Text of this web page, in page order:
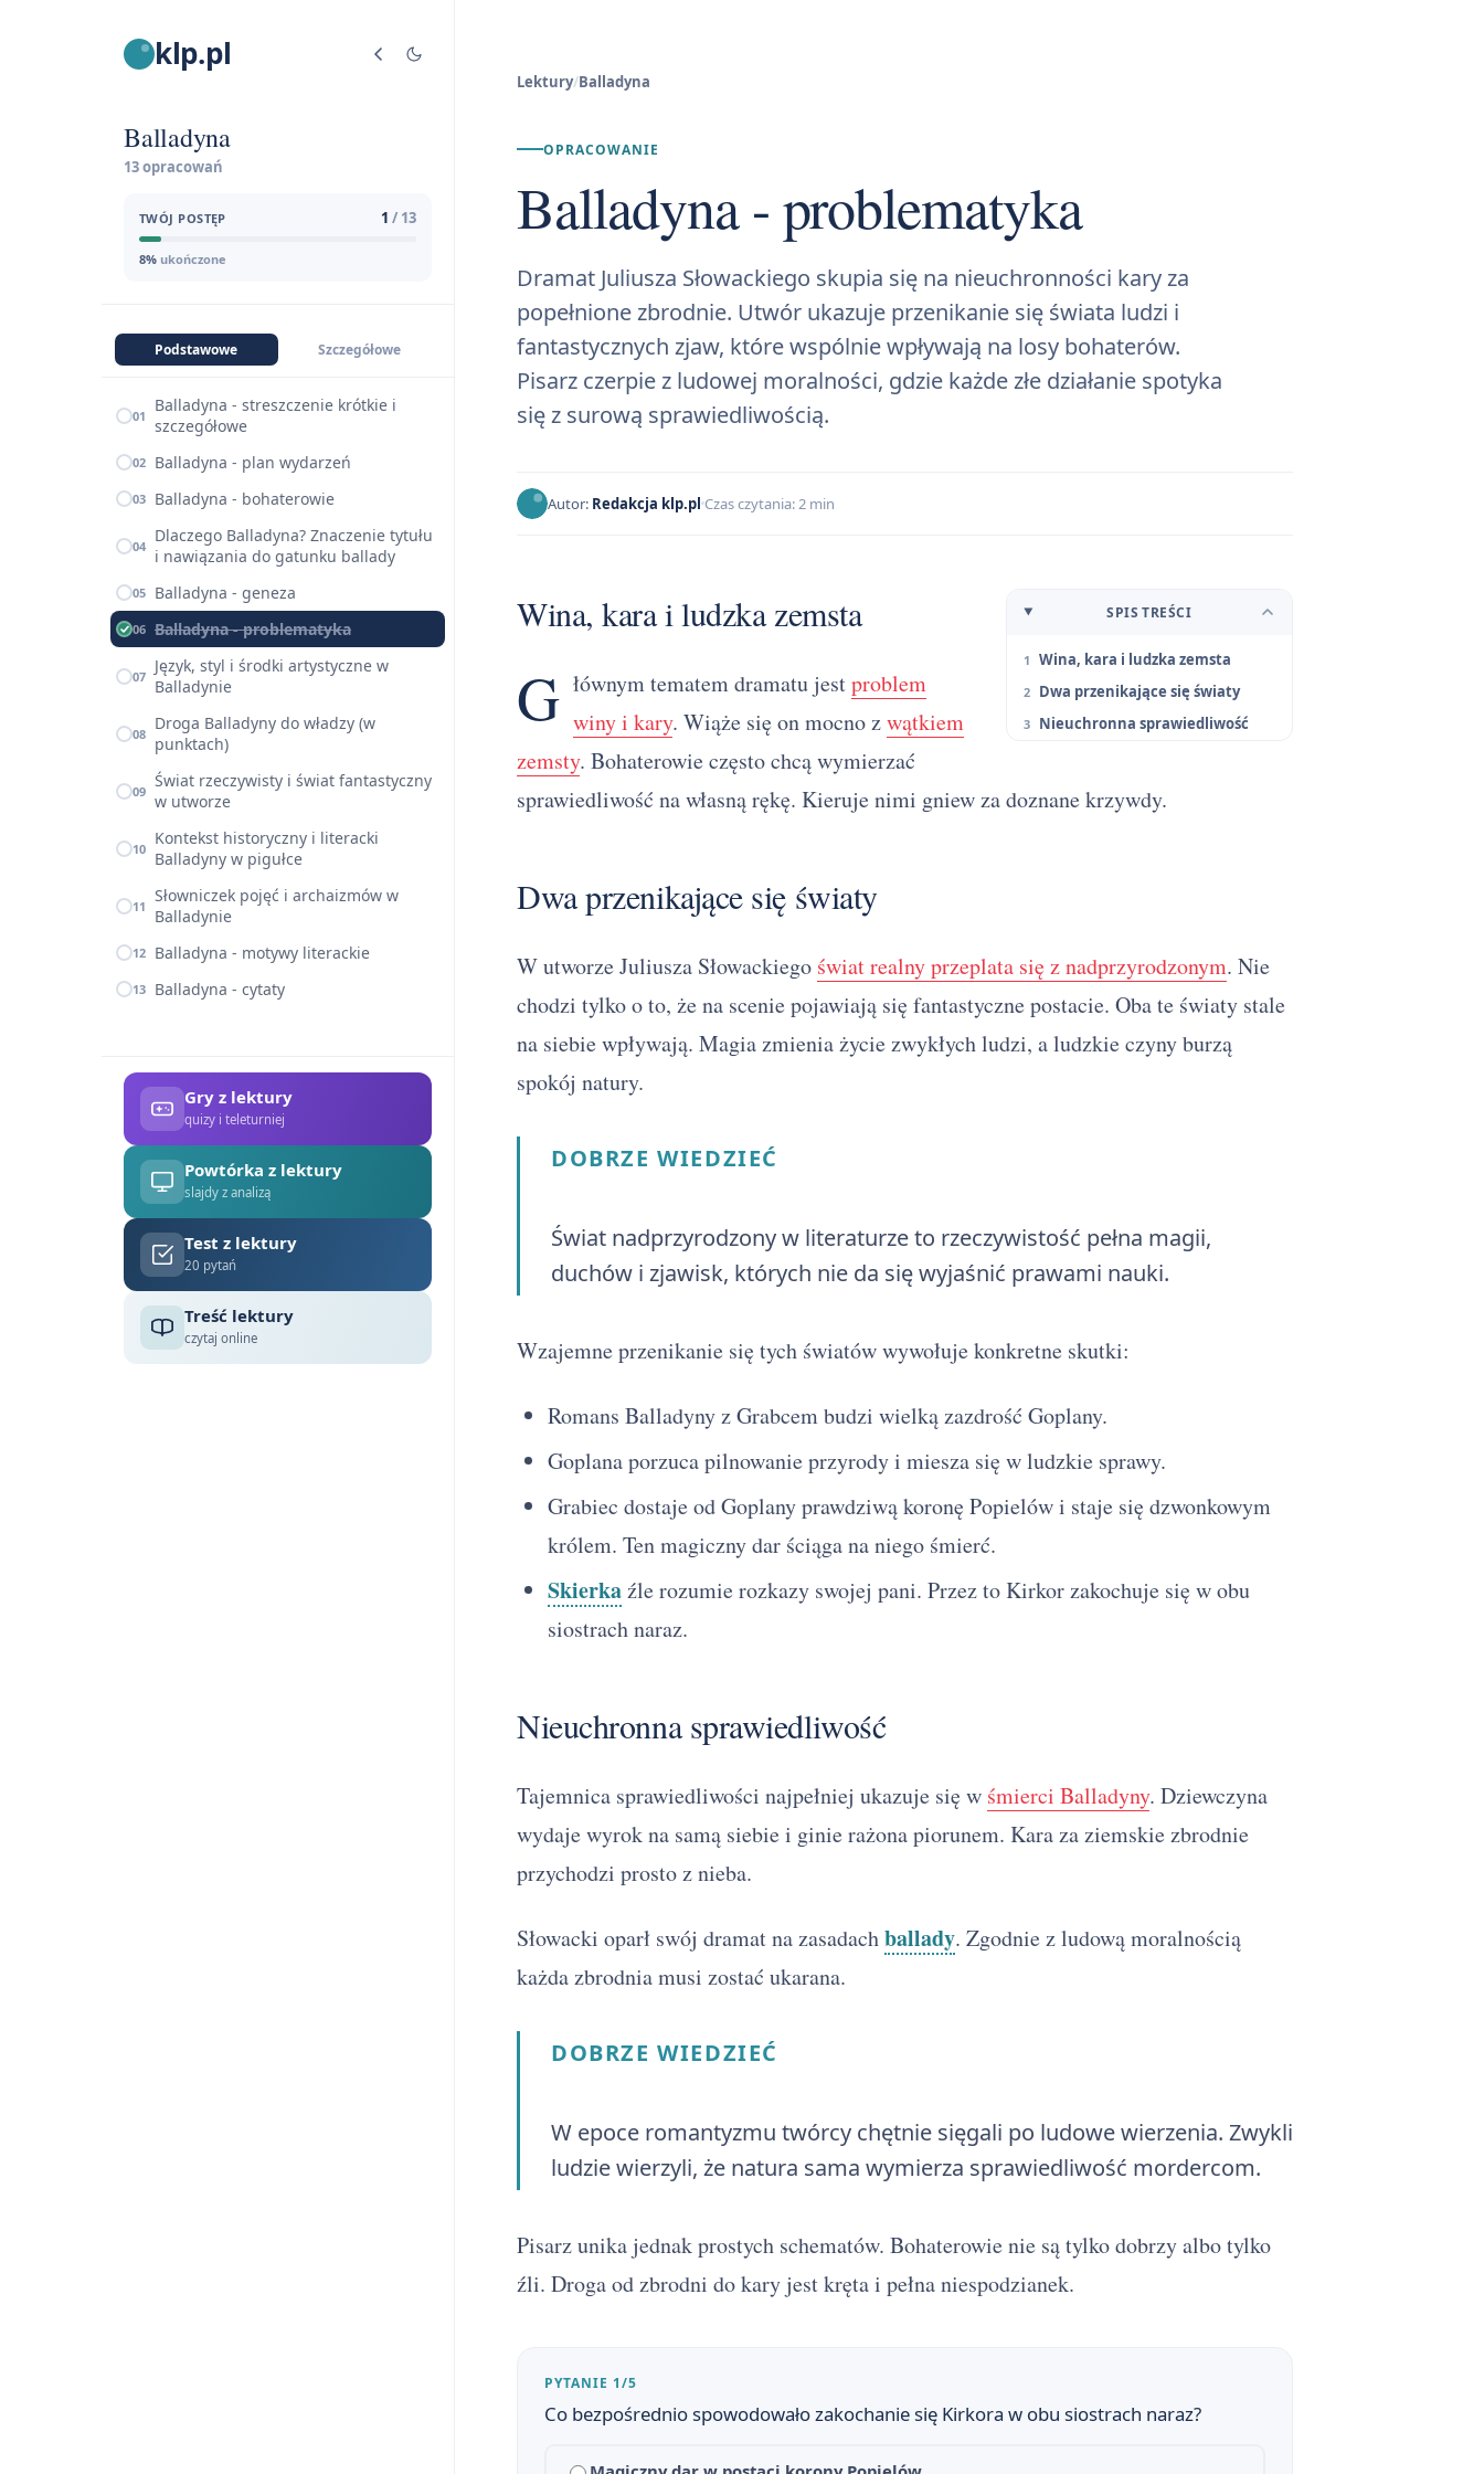
klp.pl
Balladyna
13 opracowań
TWÓJ POSTĘP 1 / 13
8% ukończone
Podstawowe Szczegółowe
01
Balladyna - streszczenie krótkie i
szczegółowe
02 Balladyna - plan wydarzeń
03 Balladyna - bohaterowie
04 Dlaczego Balladyna? Znaczenie tytułu
i nawiązania do gatunku ballady
05 Balladyna - geneza
06 Balladyna - problematyka
07 Język, styl i środki artystyczne w
Balladynie
08 Droga Balladyny do władzy (w
punktach)
09 Świat rzeczywisty i świat fantastyczny
w utworze
10 Kontekst historyczny i literacki
Balladyny w pigułce
11 Słowniczek pojęć i archaizmów w
Balladynie
12 Balladyna - motywy literackie
13 Balladyna - cytaty
Gry z lektury
quizy i teleturniej
Powtórka z lektury
slajdy z analizą
Test z lektury
20 pytań
Treść lektury
czytaj online
Lektury/Balladyna
OPRACOWANIE
Balladyna - problematyka
Dramat Juliusza Słowackiego skupia się na nieuchronności kary za
popełnione zbrodnie. Utwór ukazuje przenikanie się świata ludzi i
fantastycznych zjaw, które wspólnie wpływają na losy bohaterów.
Pisarz czerpie z ludowej moralności, gdzie każde złe działanie spotyka
się z surową sprawiedliwością.
Autor: Redakcja klp.pl Czas czytania: 2 min
SPIS TREŚCI
Wina, kara i ludzka zemsta
Dwa przenikające się światy
Nieuchronna sprawiedliwość
Wina, kara i ludzka zemsta
G łównym tematem dramatu jestproblem
winy i kary. Wiąże się on mocno zwątkiem
zemsty. Bohaterowie często chcą wymierzać
sprawiedliwość na własną rękę. Kieruje nimi gniew za doznane krzywdy.
Dwa przenikające się światy
W utworze Juliusza Słowackiego świat realny przeplata się z nadprzyrodzonym. Nie
chodzi tylko o to, że na scenie pojawiają się fantastyczne postacie. Oba te światy stale
na siebie wpływają. Magia zmienia życie zwykłych ludzi, a ludzkie czyny burzą
spokój natury.
DOBRZE WIEDZIEĆ
Świat nadprzyrodzony w literaturze to rzeczywistość pełna magii,
duchów i zjawisk, których nie da się wyjaśnić prawami nauki.
Wzajemne przenikanie się tych światów wywołuje konkretne skutki:
Romans Balladyny z Grabcem budzi wielką zazdrość Goplany.
Goplana porzuca pilnowanie przyrody i miesza się w ludzkie sprawy.
Grabiec dostaje od Goplany prawdziwą koronę Popielów i staje się dzwonkowym
królem. Ten magiczny dar ściąga na niego śmierć.
Skierkaźle rozumie rozkazy swojej pani. Przez to Kirkor zakochuje się w obu
siostrach naraz.
Nieuchronna sprawiedliwość
Tajemnica sprawiedliwości najpełniej ukazuje się w śmierci Balladyny. Dziewczyna
wydaje wyrok na samą siebie i ginie rażona piorunem. Kara za ziemskie zbrodnie
przychodzi prosto z nieba.
Słowacki oparł swój dramat na zasadachballady. Zgodnie z ludową moralnością
każda zbrodnia musi zostać ukarana.
DOBRZE WIEDZIEĆ
W epoce romantyzmu twórcy chętnie sięgali po ludowe wierzenia. Zwykli
ludzie wierzyli, że natura sama wymierza sprawiedliwość mordercom.
Pisarz unika jednak prostych schematów. Bohaterowie nie są tylko dobrzy albo tylko
źli. Droga od zbrodni do kary jest kręta i pełna niespodzianek.
PYTANIE 1/5
Co bezpośrednio spowodowało zakochanie się Kirkora w obu siostrach naraz?
2 Balladyna - plan wydarzeń
7 Język, styl i środki artystyczne w Balladynie